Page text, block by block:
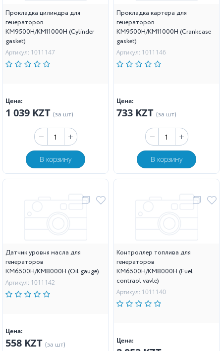
Прокладка цилиндра для
генераторов
KM9500H/KM11000H (Cylinder
gasket)
Артикул: 1011147
Цена:
1 039 KZT (за шт)
В корзину
Прокладка картера для
генераторов
KM9500H/KM11000H (Crankcase
gasket)
Артикул: 1011146
Цена:
733 KZT (за шт)
В корзину
Датчик уровня масла для
генераторов
KM6500H/KM8000H (Oil gauge)
Артикул: 1011142
Цена:
558 KZT (за шт)
Контроллер топлива для
генераторов
KM6500H/KM8000H (Fuel
contraol vavle)
Артикул: 1011140
Цена: